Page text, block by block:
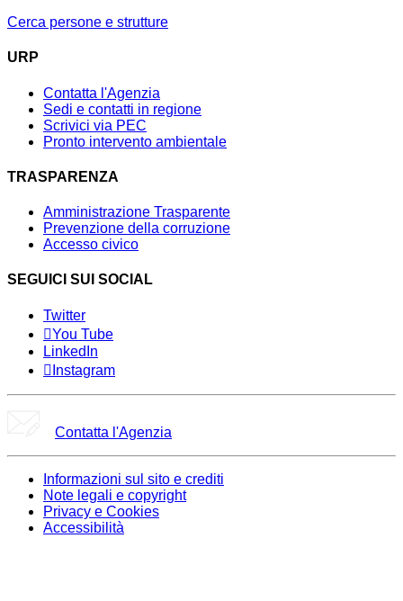
Cerca persone e strutture
URP
Contatta l'Agenzia
Sedi e contatti in regione
Scrivici via PEC
Pronto intervento ambientale
TRASPARENZA
Amministrazione Trasparente
Prevenzione della corruzione
Accesso civico
SEGUICI SUI SOCIAL
Twitter
You Tube
LinkedIn
Instagram
Contatta l'Agenzia
Informazioni sul sito e crediti
Note legali e copyright
Privacy e Cookies
Accessibilità